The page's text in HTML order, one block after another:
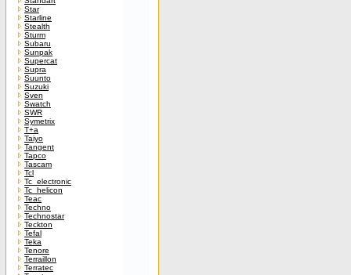
Star
Starline
Stealth
Sturm
Subaru
Sunpak
Supercat
Supra
Suunto
Suzuki
Sven
Swatch
SWR
Symetrix
T+a
Taiyo
Tangent
Tapco
Tascam
Tcl
Tc_electronic
Tc_helicon
Teac
Techno
Technostar
Teckton
Tefal
Teka
Tenore
Terraillon
Terratec